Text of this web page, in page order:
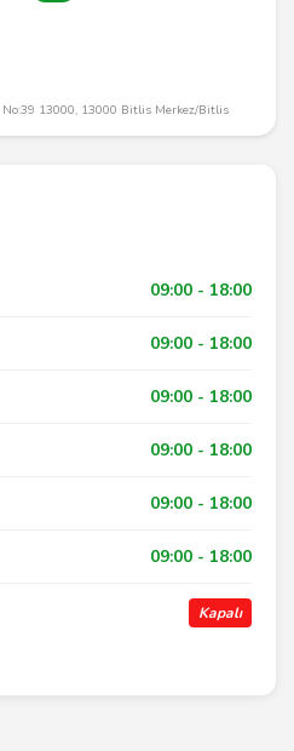
13000, 13000 Bitlis Merkez/Bitlis
09:00 - 18:00
09:00 - 18:00
09:00 - 18:00
09:00 - 18:00
09:00 - 18:00
09:00 - 18:00
Kapalı